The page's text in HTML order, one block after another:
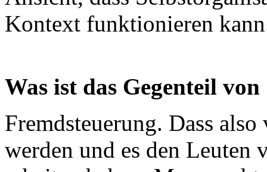
Kontext funktionieren
Was ist das Gegenteil
Fremdsteuerung. Dass
werden und es den Leuten